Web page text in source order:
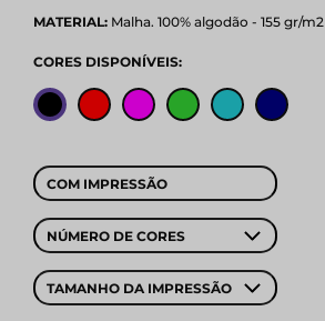
MATERIAL: Malha. 100% algodão - 155 gr/m2
CORES DISPONÍVEIS:
COM IMPRESSÃO
NÚMERO DE CORES
TAMANHO DA IMPRESSÃO